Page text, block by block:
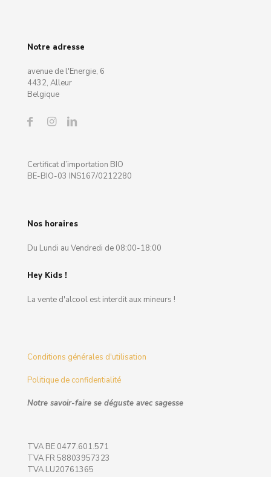
Notre adresse
avenue de l'Energie, 6
4432, Alleur
Belgique
Certificat d’importation BIO
BE-BIO-03 INS167/0212280
Nos horaires
Du Lundi au Vendredi de 08:00-18:00
Hey Kids !
La vente d'alcool est interdit aux mineurs !
Conditions générales d'utilisation
Politique de confidentialité
Notre savoir-faire se déguste avec sagesse
TVA BE 0477.601.571
TVA FR 58803957323
TVA LU20761365